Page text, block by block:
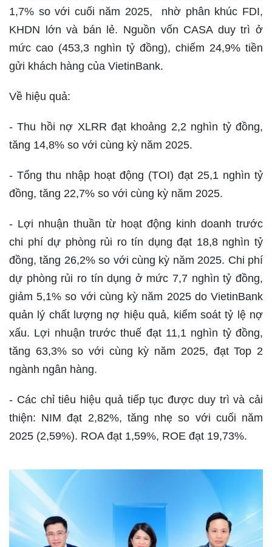
1,7% so với cuối năm 2025, nhờ phân khúc FDI,
KHDN lớn và bán lẻ. Nguồn vốn CASA duy trì ở
mức cao (453,3 nghìn tỷ đồng), chiếm 24,9% tiền
gửi khách hàng của VietinBank.
Về hiệu quả:
- Thu hồi nợ XLRR đạt khoảng 2,2 nghìn tỷ đồng,
tăng 14,8% so với cùng kỳ năm 2025.
- Tổng thu nhập hoạt động (TOI) đạt 25,1 nghìn tỷ
đồng, tăng 22,7% so với cùng kỳ năm 2025.
- Lợi nhuận thuần từ hoạt động kinh doanh trước
chi phí dự phòng rủi ro tín dụng đạt 18,8 nghìn tỷ
đồng, tăng 26,2% so với cùng kỳ năm 2025. Chi phí
dự phòng rủi ro tín dụng ở mức 7,7 nghìn tỷ đồng,
giảm 5,1% so với cùng kỳ năm 2025 do VietinBank
quản lý chất lượng nợ hiệu quả, kiểm soát tỷ lệ nợ
xấu. Lợi nhuận trước thuế đạt 11,1 nghìn tỷ đồng,
tăng 63,3% so với cùng kỳ năm 2025, đạt Top 2
ngành ngân hàng.
- Các chỉ tiêu hiệu quả tiếp tục được duy trì và cải
thiện: NIM đạt 2,82%, tăng nhẹ so với cuối năm
2025 (2,59%). ROA đạt 1,59%, ROE đạt 19,73%.